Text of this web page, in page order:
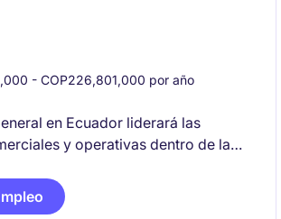
- COP226,801,000 por año
en Ecuador liderará las
y operativas dentro de la
del negocio y garantizar
la ejecución de ventas y